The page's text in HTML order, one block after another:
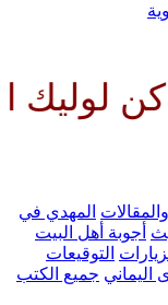
لوليك
المهدي في
أجوبة أهل البيت
التوقيعات
اليماني جميع الكتب